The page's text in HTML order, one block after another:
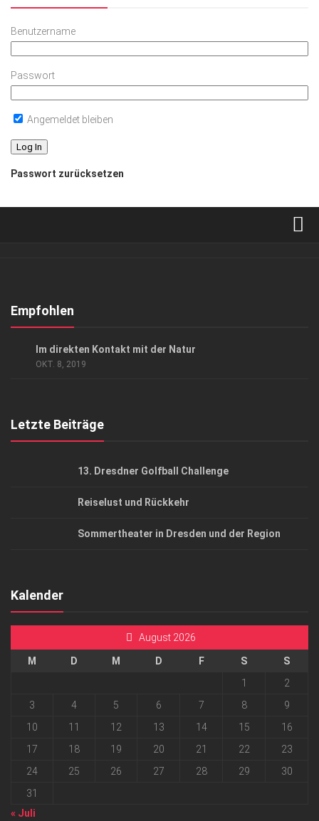
Benutzername
Passwort
Angemeldet bleiben
Passwort zurücksetzen
Kontakt, Impressum
Empfohlen
Im direkten Kontakt mit der Natur
OKT. 8, 2019
Letzte Beiträge
13. Dresdner Golfball Challenge
Reiselust und Rückkehr
Sommertheater in Dresden und der Region
Kalender
August 2026
M D M D F S
S
1
2
3
4 5 6 7 8
9
10
11 12 13 14 15
16
17
18 19 20 21 22
23
24
25 26 27 28 29
30
31
« Juli